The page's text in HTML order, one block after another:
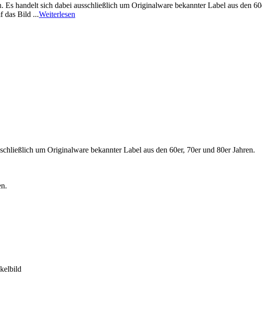
handelt sich dabei ausschließlich um Originalware bekannter Label aus den
das Bild ...Weiterlesen
um Originalware bekannter Label aus den 60er, 70er und 80er Jahren.